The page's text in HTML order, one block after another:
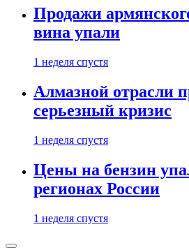
Продажи
вина упали
1 неделя спустя
Алмазной отрасли
серьезный кризис
1 неделя спустя
Цены на бензин
регионах России
1 неделя спустя